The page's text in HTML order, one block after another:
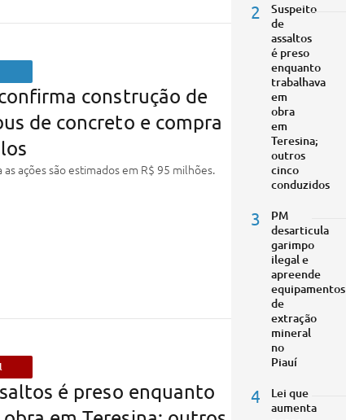
construção de
de concreto e compra
ações são estimados em R$ 95 milhões.
é preso enquanto
2
Suspeito
de
assaltos
é preso
enquanto
trabalhava
em
obra
em
Teresina;
outros
cinco
conduzidos
3
PM
desarticula
garimpo
ilegal e
apreende
equipamentos
de
extração
mineral
no
Piauí
4
Lei que
aumenta